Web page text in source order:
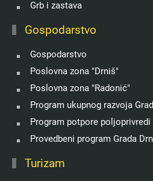
Grb i zastava
Gospodarstvo
Gospodarstvo
Poslovna zona "Drniš"
Poslovna zona "Radonić"
Program ukupnog razvoja
Program potpore
Provedbeni program Grada
Turizam